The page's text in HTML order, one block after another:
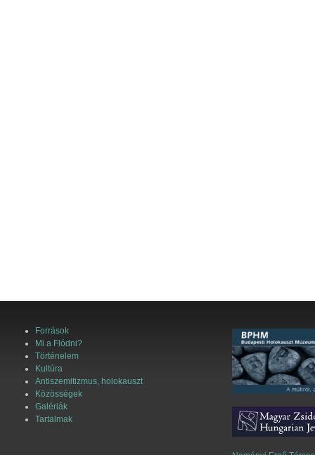
Források
Mi a Flódni?
Történelem
Kultúra
Antiszemitizmus, holokauszt
Közösségek
Galériák
Tartalmak